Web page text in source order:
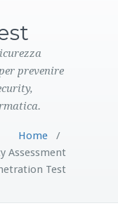
prevenire
Home/
Assessment
Test